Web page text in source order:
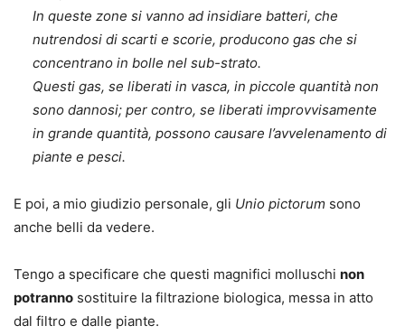
In queste zone si vanno ad insidiare batteri, che
nutrendosi di scarti e scorie, producono gas che si
concentrano in bolle nel sub-strato.
Questi gas, se liberati in vasca, in piccole quantità non
sono dannosi; per contro, se liberati improvvisamente
in grande quantità, possono causare l’avvelenamento di
piante e pesci.
E poi, a mio giudizio personale, gli Unio pictorum sono
anche belli da vedere.
Tengo a specificare che questi magnifici molluschi non
potranno sostituire la filtrazione biologica, messa in atto
dal filtro e dalle piante.